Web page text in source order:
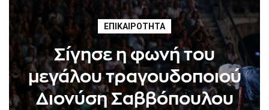
ΕΠΙΚΑΙΡΌΤΗΤΑ
Σίγησε η φωνή του
μεγάλου τραγουδοποιού
Διονύση Σαββόπουλου